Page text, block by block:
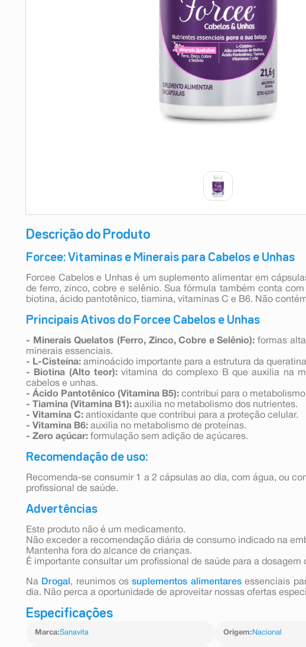
Descrição do Produto
Forcee: Vitaminas e Minerais para Cabelos e Unhas
Forcee Cabelos e Unhas é um suplemento alimentar em
de ferro, zinco, cobre e selênio. Sua fórmula também conta
biotina, ácido pantotênico, tiamina, vitaminas C e B6. Não
Principais Ativos do Forcee Cabelos e Unhas
- Minerais Quelatos (Ferro, Zinco, Cobre e Selênio): formas
minerais essenciais.
- L-Cisteína: aminoácido importante para a estrutura da
- Biotina (Alto teor): vitamina do complexo B que auxilia na
cabelos e unhas.
- Ácido Pantotênico (Vitamina B5): contribui para o
- Tiamina (Vitamina B1): auxilia no metabolismo dos nutrientes.
- Vitamina C: antioxidante que contribui para a proteção celular.
- Vitamina B6: auxilia no metabolismo de proteínas.
- Zero açúcar: formulação sem adição de açúcares.
Recomendação de uso:
Recomenda-se consumir 1 a 2 cápsulas ao dia, com água, ou
profissional de saúde.
Advertências
Este produto não é um medicamento.
Não exceder a recomendação diária de consumo indicado na
Mantenha fora do alcance de crianças.
É importante consultar um profissional de saúde para a dosagem
Na Drogal , reunimos ossuplementos alimentaresessenciais
dia. Não perca a oportunidade de aproveitar nossas ofertas
Especificações
Marca:Sanavita Origem: Nacional
absorvente
10
shampoo